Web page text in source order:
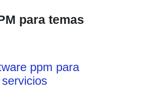
para temas
ppm para